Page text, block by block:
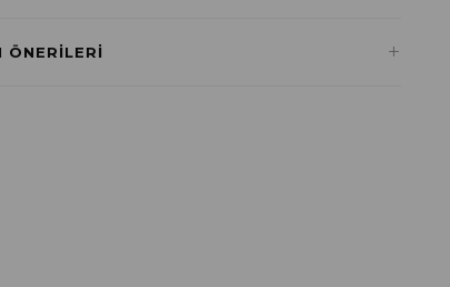
ile Ödeme
ÖNERILERI +